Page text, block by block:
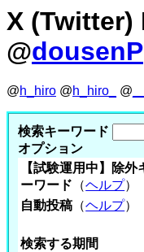
X (Twitter)
@dousenP
@h_hiro @h_hiro_ @
検索キーワード
オプション
【試験運用中】除外
ーワード （ヘルプ）
自動投稿 （ヘルプ）
検索する期間